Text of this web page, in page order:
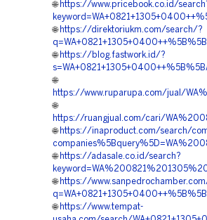
🌐 https://www.pricebook.co.id/
🌐 https://direktoriukm.com/search/?
🌐 https://blog.fastwork.id/?
🌐
https://www.ruparupa.com/jual/
🌐
https://ruangjual.com/cari/
🌐 https://inaproduct.com/search/
🌐 https://adasale.co.id/search?
🌐 https://
🌐 https://www.tempat-